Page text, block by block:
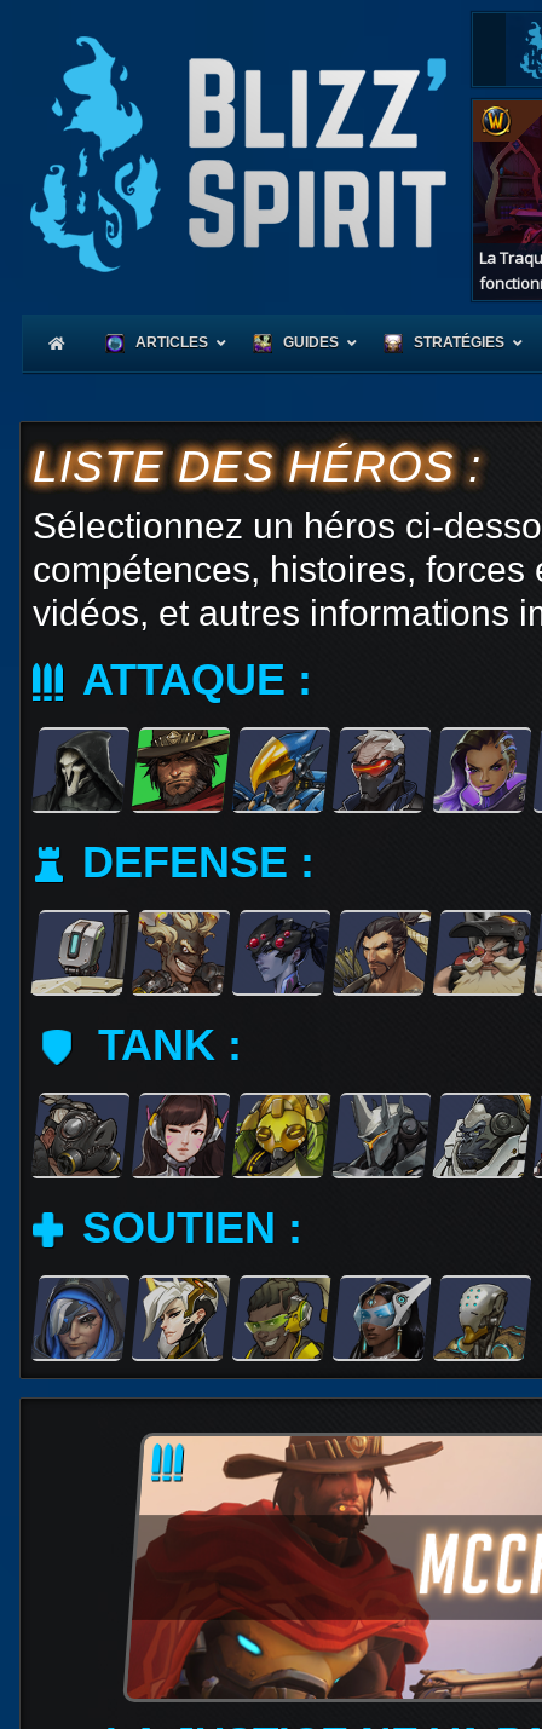
La
ARTICLES GUIDES
Coeur
Races
alliées
Uldum
Val
STRATÉGIES
LISTE DES HÉROS :
Sélectionnez un héros ci-
compétences, histoires,
vidéos, et autres informations
ATTAQUE :
DEFENSE :
TANK :
SOUTIEN :